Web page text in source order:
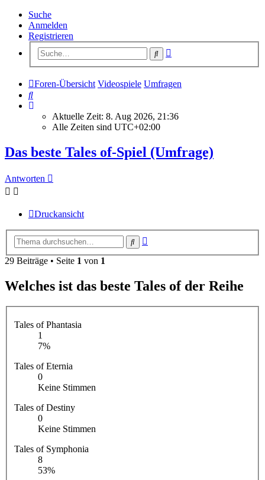
Suche
Anmelden
Registrieren
Suche
Foren-Übersicht Videospiele Umfragen
Suche
Aktuelle Zeit: 8. Aug 2026, 21:36
Alle Zeiten sind UTC+02:00
Das beste Tales of-Spiel (Umfrage)
Antworten
Druckansicht
Suche
29 Beiträge • Seite 1 von 1
Welches ist das beste Tales of der Reihe
Tales of Phantasia
1
7%
Tales of Eternia
0
Keine Stimmen
Tales of Destiny
0
Keine Stimmen
Tales of Symphonia
8
53%